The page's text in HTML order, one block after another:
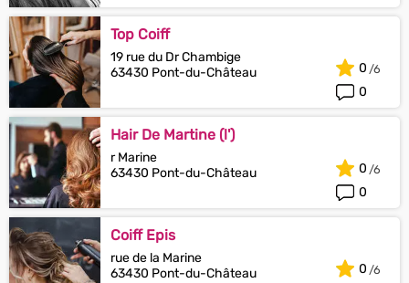
Top Coiff
19 rue du Dr Chambige
63430 Pont-du-Château
0
0
Hair De Martine (l')
r Marine
63430 Pont-du-Château
0
0
Coiff Epis
rue de la Marine
63430 Pont-du-Château
0